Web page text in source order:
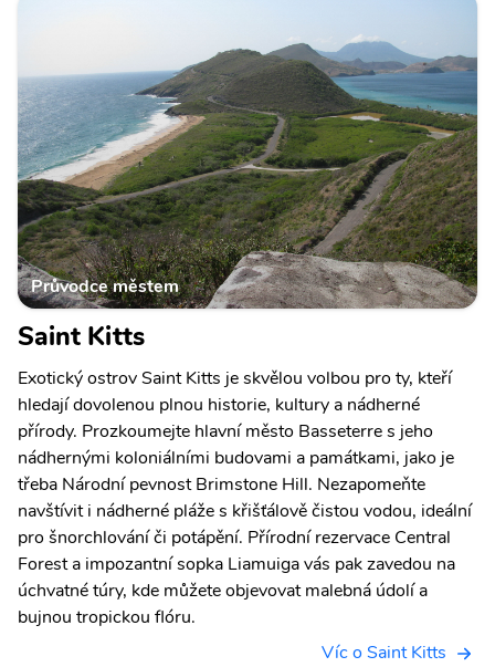
Průvodce městem
Saint Kitts
Exotický ostrov Saint Kitts je skvělou volbou pro ty, kteří
hledají dovolenou plnou historie, kultury a nádherné
přírody. Prozkoumejte hlavní město Basseterre s jeho
nádhernými koloniálními budovami a památkami, jako je
třeba Národní pevnost Brimstone Hill. Nezapomeňte
navštívit i nádherné pláže s křišťálově čistou vodou, ideální
pro šnorchlování či potápění. Přírodní rezervace Central
Forest a impozantní sopka Liamuiga vás pak zavedou na
úchvatné túry, kde můžete objevovat malebná údolí a
bujnou tropickou flóru.
Víc o Saint Kitts